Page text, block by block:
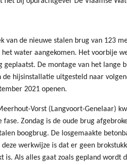
van de nieuwe stalen brug van 123
water aangekomen. Het voorbije
geplaatst. De montage van het lange
de hijsinstallatie uitgesteld naar
2021 openen.
Vorst (Langvoort-Genelaar)
Zondag is de oude brug
boogbrug. De losgemaakte
werkwijze is dat er geen
is. Als alles gaat zoals gepland wordt